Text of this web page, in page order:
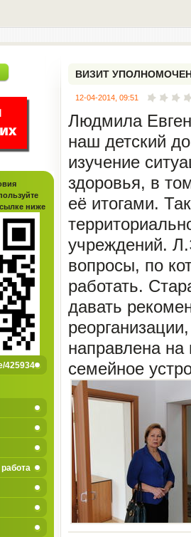
ниже
425934
ВИЗИТ
12-04-2014, 09:51
Людмила
наш детский
изучение
здоровья, в
её итогами.
учреждений.
вопросы, по
работать.
давать
направлена на
семейное